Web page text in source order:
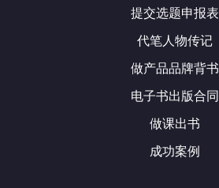
提交选题申报表
代笔人物传记
做产品品牌背书
电子书出版合同
做课出书
成功案例